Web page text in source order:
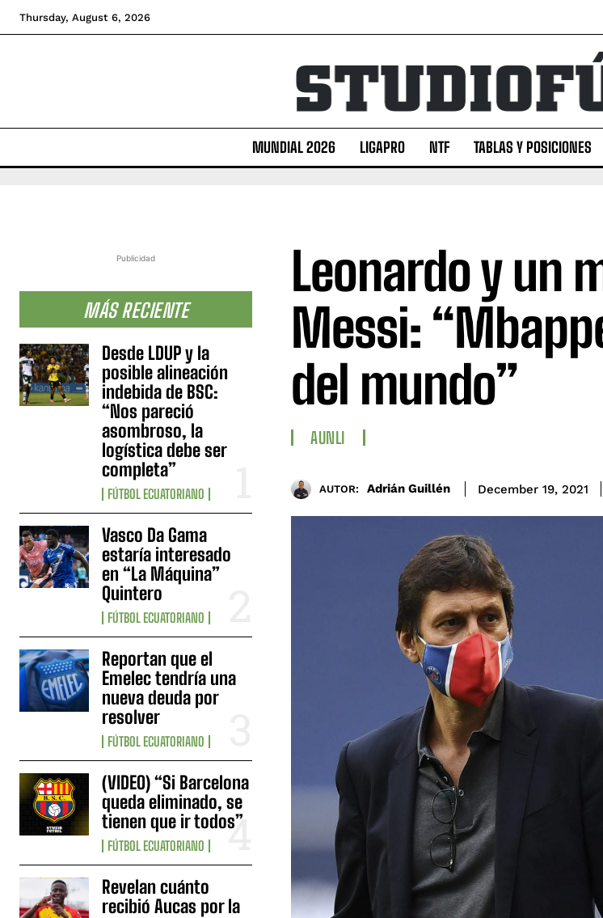
Thursday, August 6, 2026
MUNDIAL 2026 LIGAPRO NTF TABLAS Y POSICIONES
Publicidad
MÁS RECIENTE
Desde LDUP y la
posible alineación
indebida de BSC:
“Nos pareció
asombroso, la
logística debe ser
completa”
FÚTBOL ECUATORIANO
Vasco Da Gama
estaría interesado
en “La Máquina”
Quintero
FÚTBOL ECUATORIANO
Reportan que el
Emelec tendría una
nueva deuda por
resolver
FÚTBOL ECUATORIANO
(VIDEO) “Si Barcelona
queda eliminado, se
tienen que ir todos”
FÚTBOL ECUATORIANO
Revelan cuánto
recibió Aucas por la
Leonardo y un
Messi:
del mundo”
AUNLI
AUTOR: Adrián Guillén December 19, 2021